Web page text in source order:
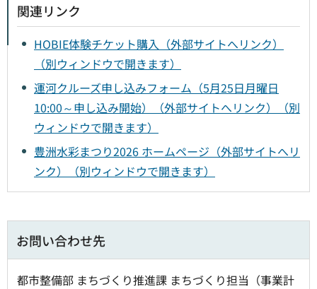
関連リンク
HOBIE体験チケット購入（外部サイトへリンク）
（別ウィンドウで開きます）
運河クルーズ申し込みフォーム（5月25日月曜日
10:00～申し込み開始）（外部サイトへリンク）（別
ウィンドウで開きます）
豊洲水彩まつり2026 ホームページ（外部サイトへリ
ンク）（別ウィンドウで開きます）
お問い合わせ先
都市整備部 まちづくり推進課 まちづくり担当（事業計